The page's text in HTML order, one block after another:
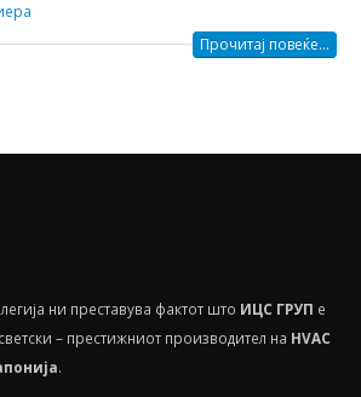
Прочитај повеќе...
ни преставува фактот што ИЦС ГРУП е
– престижниот производител на HVAС
.